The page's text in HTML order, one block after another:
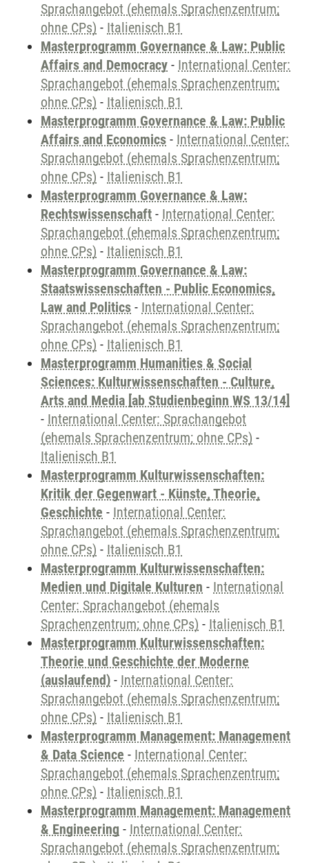
Sprachangebot (ehemals Sprachenzentrum;
ohne CPs) - Italienisch B1
Masterprogramm Governance & Law: Public
Affairs and Democracy - International Center:
Sprachangebot (ehemals Sprachenzentrum;
ohne CPs) - Italienisch B1
Masterprogramm Governance & Law: Public
Affairs and Economics - International Center:
Sprachangebot (ehemals Sprachenzentrum;
ohne CPs) - Italienisch B1
Masterprogramm Governance & Law:
Rechtswissenschaft - International Center:
Sprachangebot (ehemals Sprachenzentrum;
ohne CPs) - Italienisch B1
Masterprogramm Governance & Law:
Staatswissenschaften - Public Economics,
Law and Politics - International Center:
Sprachangebot (ehemals Sprachenzentrum;
ohne CPs) - Italienisch B1
Masterprogramm Humanities & Social
Sciences: Kulturwissenschaften - Culture,
Arts and Media [ab Studienbeginn WS 13/14]
- International Center: Sprachangebot
(ehemals Sprachenzentrum; ohne CPs) -
Italienisch B1
Masterprogramm Kulturwissenschaften:
Kritik der Gegenwart - Künste, Theorie,
Geschichte - International Center:
Sprachangebot (ehemals Sprachenzentrum;
ohne CPs) - Italienisch B1
Masterprogramm Kulturwissenschaften:
Medien und Digitale Kulturen - International
Center: Sprachangebot (ehemals
Sprachenzentrum; ohne CPs) - Italienisch B1
Masterprogramm Kulturwissenschaften:
Theorie und Geschichte der Moderne
(auslaufend) - International Center:
Sprachangebot (ehemals Sprachenzentrum;
ohne CPs) - Italienisch B1
Masterprogramm Management: Management
& Data Science - International Center:
Sprachangebot (ehemals Sprachenzentrum;
ohne CPs) - Italienisch B1
Masterprogramm Management: Management
& Engineering - International Center:
Sprachangebot (ehemals Sprachenzentrum;